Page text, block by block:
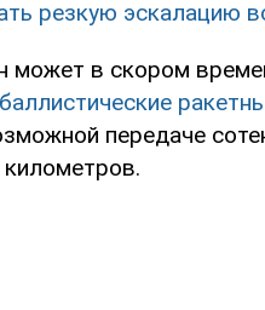
резкую эскалацию
в скором
передаче